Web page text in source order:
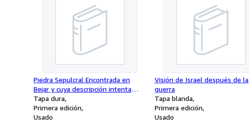
Piedra Sepulcral Encontrada en
Bejar y cuya descripción intenta
hacer Agustín Blasco
Tapa dura
Primera edición
Usado
Visión de Israel después de la
guerra
Tapa blanda
Primera edición
Usado